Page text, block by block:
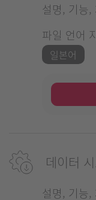
설명, 기능,
파일 언어
일본어
데이터
설명, 기능,